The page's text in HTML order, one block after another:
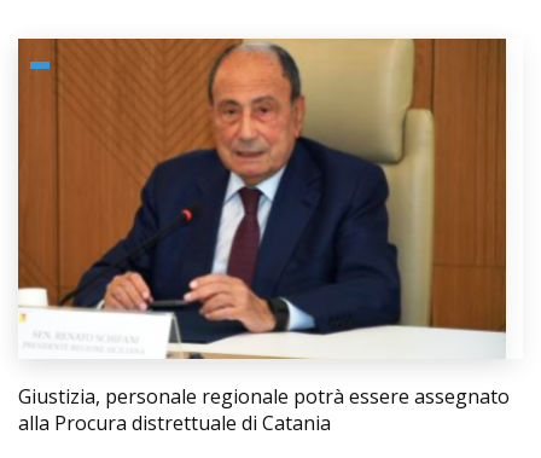
Giustizia, personale regionale potrà essere assegnato
alla Procura distrettuale di Catania